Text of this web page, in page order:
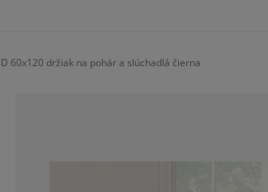
60x120 držiak na pohár a slúchadlá čierna